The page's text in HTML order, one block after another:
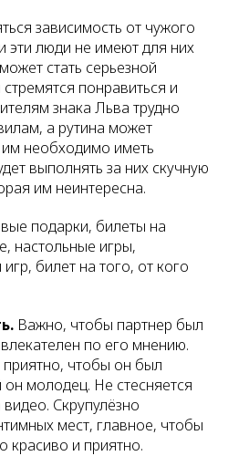
зависимость от чужого
эти люди не имеют для них
стать серьезной
понравиться и
знака Льва трудно
а рутина может
необходимо иметь
выполнять за них скучную
им неинтересна.
подарки, билеты на
настольные игры,
билет на того, от кого
Важно, чтобы партнер был
по его мнению.
чтобы он был
молодец. Не стесняется
Скрупулёзно
мест, главное, чтобы
красиво и приятно.